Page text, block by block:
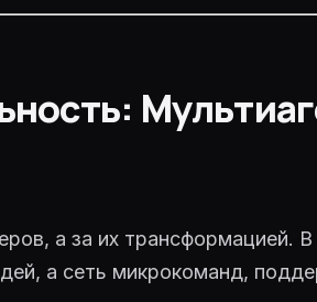
а за их трансформацией.
а сеть микрокоманд,